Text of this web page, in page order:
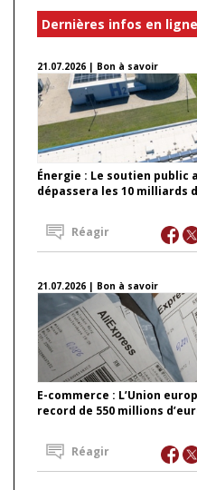
Dernières infos en ligne
21.07.2026 | Bon à savoir
Énergie : Le soutien public
dépassera les 10 milliards
Réagir
21.07.2026 | Bon à savoir
E-commerce : L’Union
record de 550 millions
Réagir